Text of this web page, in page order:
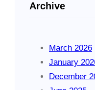
Archive
March 2026
January
December